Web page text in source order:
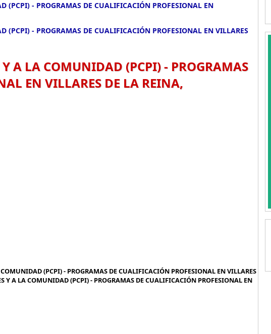
(PCPI) - PROGRAMAS DE CUALIFICACIÓN PROFESIONAL EN
(PCPI) - PROGRAMAS DE CUALIFICACIÓN PROFESIONAL EN VILLARES
Y A LA COMUNIDAD (PCPI) - PROGRAMAS
EN VILLARES DE LA REINA,
(PCPI) - PROGRAMAS DE CUALIFICACIÓN PROFESIONAL EN VILLARES
Y A LA COMUNIDAD (PCPI) - PROGRAMAS DE CUALIFICACIÓN PROFESIONAL EN